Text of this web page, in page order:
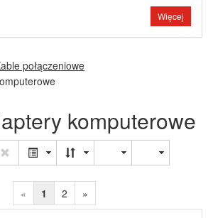
Więcej
połączeniowe
komputerowe
« 1 2 »